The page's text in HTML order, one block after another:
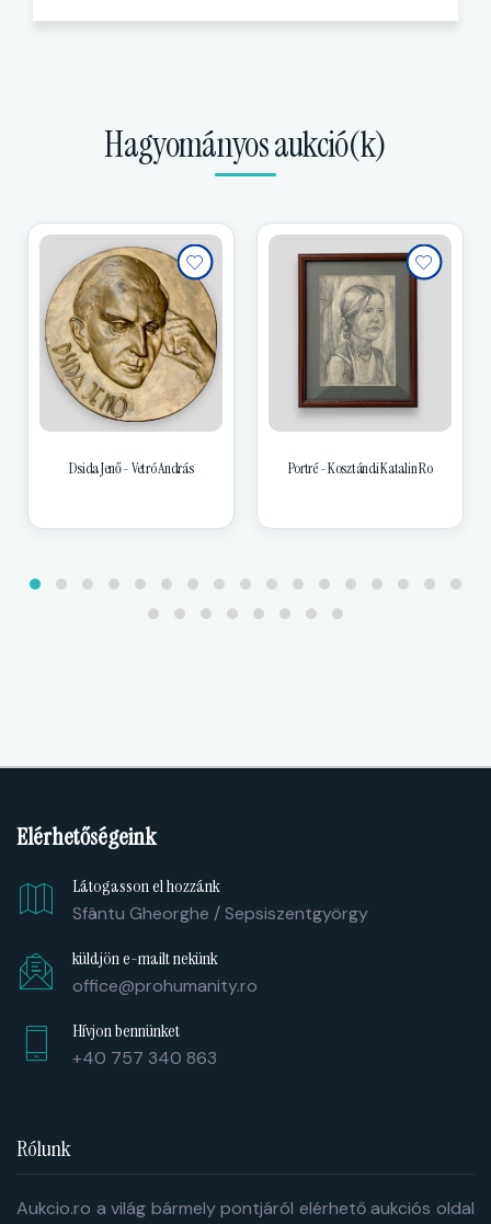
Hagyományos aukció(k)
Dsida Jenő - Vetró András Portré - Kosztándi Katalin Ro
Elérhetőségeink
Látogasson el hozzánk
Sfântu Gheorghe / Sepsiszentgyörgy
küldjön e-mailt nekünk
office@prohumanity.ro
Hívjon bennünket
+40 757 340 863
Rólunk
Aukcio.ro a világ bármely pontjáról elérhető aukciós oldal